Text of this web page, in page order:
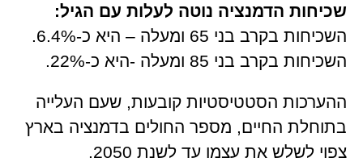
שכיחות הדמנציה נוטה לעלות עם הגיל:
השכיחות בקרב בני 65 ומעלה – היא כ-6.4%.
השכיחות בקרב בני 85 ומעלה -היא כ-22%.
ההערכות הסטטיסטיות קובעות, שעם העלייה
בתוחלת החיים, מספר החולים בדמנציה בארץ
צפוי לשלש את עצמו עד לשנת 2050.